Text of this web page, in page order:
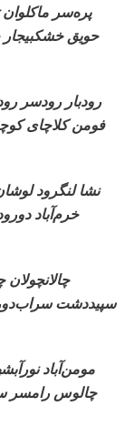
پره‌سر ماکلوان
حویق خشکبیجار
رودبار رودسر
فومن کلاچای
نشا لنگرود
خرم‌آباد
سپیددشت
مومن‌آباد
چالوس رامسر